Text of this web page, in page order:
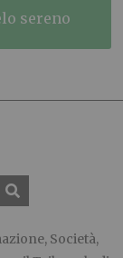
sereno
Società,